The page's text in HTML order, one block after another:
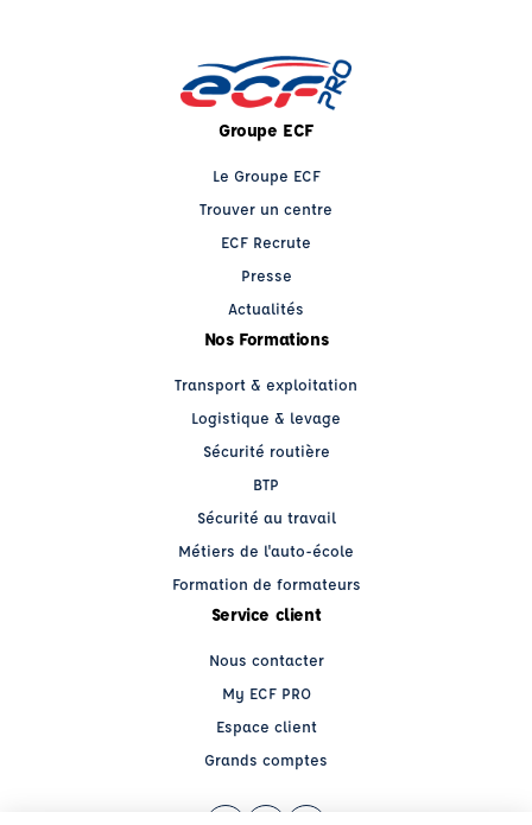
Groupe ECF
Le Groupe ECF
Trouver un centre
ECF Recrute
Presse
Actualités
Nos Formations
Transport & exploitation
Logistique & levage
Sécurité routière
BTP
Sécurité au travail
Métiers de l'auto-école
Formation de formateurs
Service client
Nous contacter
My ECF PRO
Espace client
Grands comptes